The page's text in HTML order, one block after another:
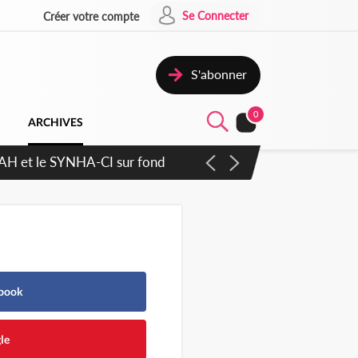
Créer votre compte Se Connecter
S'abonner
ARCHIVES
0
et le SYNHA-CI sur fond